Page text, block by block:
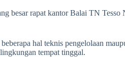
besar rapat kantor Balai TN
hal teknis pengelolaan
tempat tinggal.